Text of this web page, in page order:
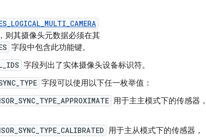
则其摄像头元数据必须在其
字段中包含此功能键。
字段列出了实体摄像头设备标识符。
字段可以使用以下任一枚举值：
用于主主模式下的传感器，
用于主从模式下的传感器，